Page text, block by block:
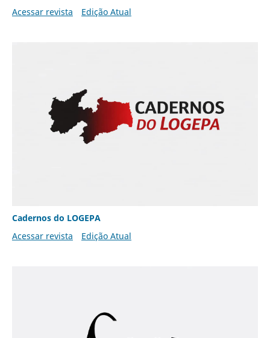
Acessar revista
Edição Atual
Cadernos do LOGEPA
Acessar revista
Edição Atual